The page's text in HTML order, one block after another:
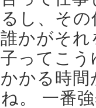
し、そ
かがそ
ってこ
かる時
。 一番